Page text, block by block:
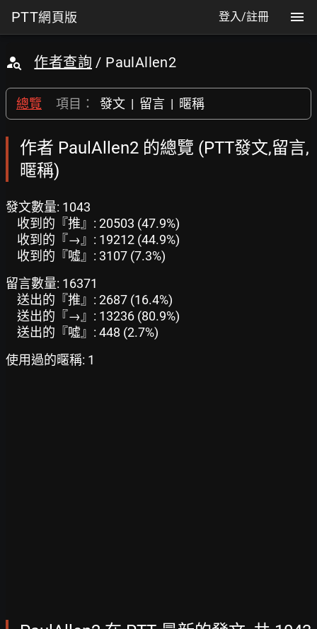
PTT網頁版 登入/註冊
作者查詢 / PaulAllen2
總覽 項目： 發文 | 留言 | 暱稱
作者 PaulAllen2 的總覽 (PTT發文,留言,
暱稱)
發文數量: 1043
收到的『推』: 20503 (47.9%)
收到的『→』: 19212 (44.9%)
收到的『噓』: 3107 (7.3%)
留言數量: 16371
送出的『推』: 2687 (16.4%)
送出的『→』: 13236 (80.9%)
送出的『噓』: 448 (2.7%)
使用過的暱稱: 1